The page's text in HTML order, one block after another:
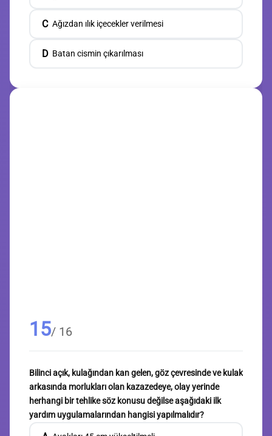
C Ağızdan ılık içecekler verilmesi
D Batan cismin çıkarılması
15/ 16
Bilinci açık, kulağından kan gelen, göz çevresinde ve kulak
arkasında morlukları olan kazazedeye, olay yerinde
herhangi bir tehlike söz konusu değilse aşağıdaki ilk
yardım uygulamalarından hangisi yapılmalıdır?